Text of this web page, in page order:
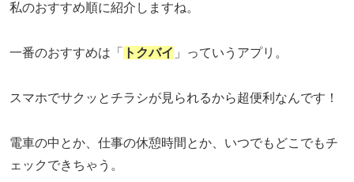
私のおすすめ順に紹介しますね。
一番のおすすめは「 トクバイ 」っていうアプリ。
スマホでサクッとチラシが見られるから超便利なんです！
電車の中とか、仕事の休憩時間とか、いつでもどこでもチ
ェックできちゃう。